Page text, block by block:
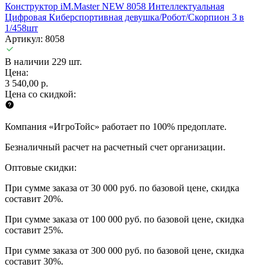
Конструктор iM.Master NEW 8058 Интеллектуальная
Цифровая Киберспортивная девушка/Робот/Скорпион 3 в
1/458шт
Артикул: 8058
В наличии 229 шт.
Цена:
3 540,00 р.
Цена со скидкой:
Компания «ИгроТойс» работает по 100% предоплате.
Безналичный расчет на расчетный счет организации.
Оптовые скидки:
При сумме заказа от 30 000 руб. по базовой цене, скидка
составит 20%.
При сумме заказа от 100 000 руб. по базовой цене, скидка
составит 25%.
При сумме заказа от 300 000 руб. по базовой цене, скидка
составит 30%.